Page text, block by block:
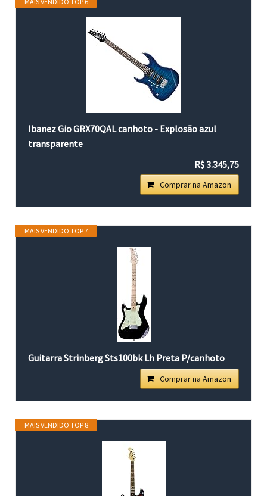
Ibanez Gio GRX70QAL canhoto - Explosão azul
transparente
R$ 3.345,75
Comprar na Amazon
MAIS VENDIDO TOP 7
Guitarra Strinberg Sts100bk Lh Preta P/canhoto
Comprar na Amazon
MAIS VENDIDO TOP 8